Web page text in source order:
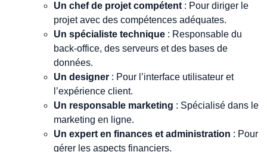
Un chef de projet compétent : Pour diriger le
projet avec des compétences adéquates.
Un spécialiste technique : Responsable du
back-office, des serveurs et des bases de
données.
Un designer : Pour l’interface utilisateur et
l’expérience client.
Un responsable marketing : Spécialisé dans le
marketing en ligne.
Un expert en finances et administration : Pour
gérer les aspects financiers.